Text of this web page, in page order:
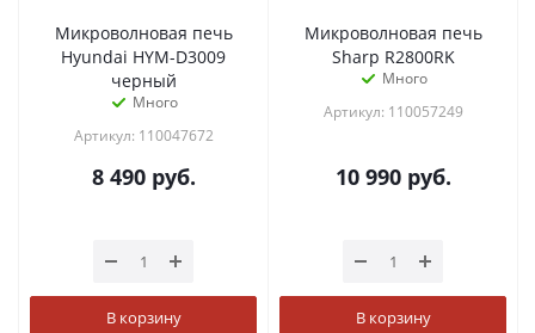
Микроволновая печь
Hyundai HYM-D3009
черный
Много
Артикул: 110047672
8 490руб.
В корзину
Микроволновая печь
Sharp R2800RK
Много
Артикул: 110057249
10 990руб.
В корзину